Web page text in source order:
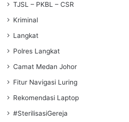
TJSL – PKBL – CSR
Kriminal
Langkat
Polres Langkat
Camat Medan Johor
Fitur Navigasi Luring
Rekomendasi Laptop
#SterilisasiGereja